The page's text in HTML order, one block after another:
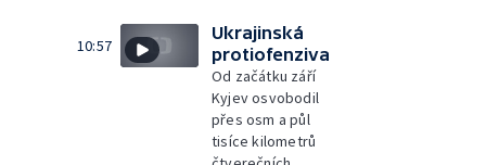
10:57
Ukrajinská
protiofenziva
Od začátku září
Kyjev osvobodil
přes osm a půl
tisíce kilometrů